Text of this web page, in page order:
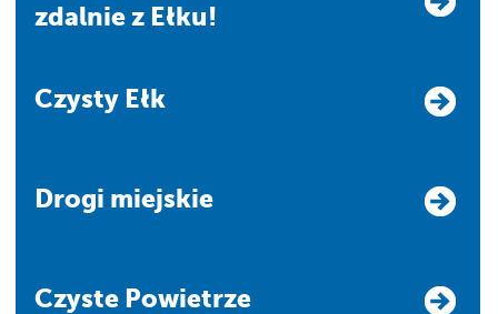
zdalnie z Ełku!
Czysty Ełk
Drogi miejskie
Czyste Powietrze